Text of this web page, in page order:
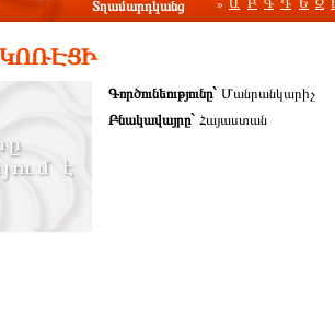
Տղամարդկանց » Ա Բ Գ Դ Ե Զ
Գործունեությունը` Մանրանկարիչ
Բնակավայրը` Հայաստան